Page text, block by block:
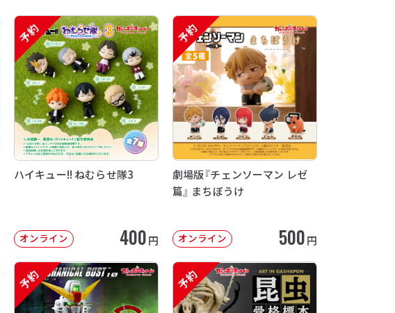
予約
ハイキュー!! ねむらせ隊3
オンライン 400円
予約
劇場版『チェンソーマン レゼ
篇』 まちぼうけ
オンライン 500円
予約 予約